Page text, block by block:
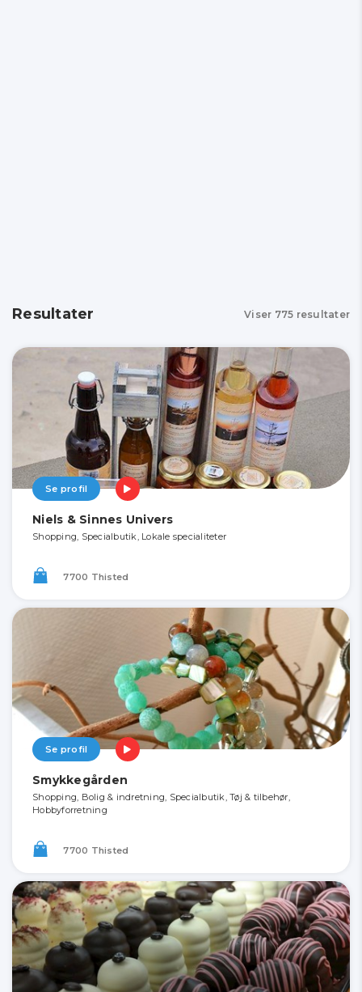
Resultater Viser 775 resultater
Se profil
Niels & Sinnes Univers
Shopping, Specialbutik, Lokale specialiteter
7700 Thisted
Se profil
Smykkegården
Shopping, Bolig & indretning, Specialbutik, Tøj & tilbehør,
Hobbyforretning
7700 Thisted